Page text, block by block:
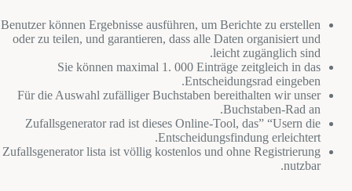
Benutzer können Ergebnisse ausführen, um Berichte zu erstellen
oder zu teilen, und garantieren, dass alle Daten organisiert und
leicht zugänglich sind.
Sie können maximal 1. 000 Einträge zeitgleich in das
Entscheidungsrad eingeben.
Für die Auswahl zufälliger Buchstaben bereithalten wir unser
Buchstaben-Rad an.
Zufallsgenerator rad ist dieses Online-Tool, das” “Usern die
Entscheidungsfindung erleichtert.
Zufallsgenerator lista ist völlig kostenlos und ohne Registrierung
nutzbar.